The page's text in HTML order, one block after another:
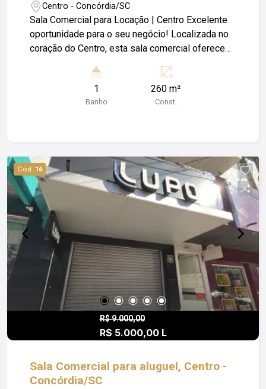
Centro - Concórdia/SC
Sala Comercial para Locação | Centro Excelente
oportunidade para o seu negócio! Localizada no
coração do Centro, esta sala comercial oferece
clientes e colaboradores, e infraestrutura ideal
para empresas que buscam profissionalismo e
proporcionando praticidade aos usuários; - A
poucos metros de bancos, cartórios, lotéricas,
farmácias e comércios em geral. - Região
estratégica com alto fluxo e excelente
conectividade. ** Entre em contato agora mesmo
para agendar uma visita e dar o próximo passo
para o sucesso do seu negócio! Obs: Além do
valor de aluguel o locatário fica responsável pelo
pagamento de Luz; Água; IPTU e Seguro
Incêndio.
1
Banho
260 m²
Const.
Cód. 16
R$ 9.000,00
R$ 5.000,00 L
Sala Comercial para aluguel, Centro -
Concórdia/SC